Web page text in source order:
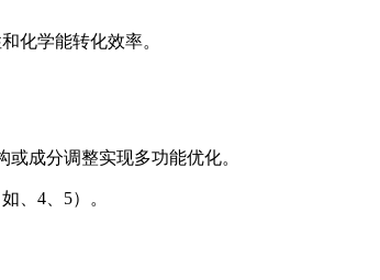
化学能转化效率。
成分调整实现多功能优化。
、4、5）。